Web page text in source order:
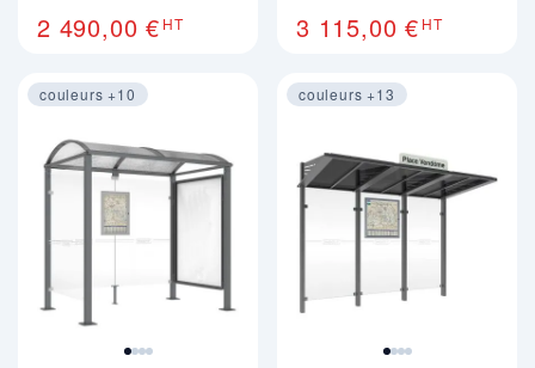
2 490,00 € HT 3 115,00 € HT
couleurs +10
Image 1 sur 4
couleurs +13